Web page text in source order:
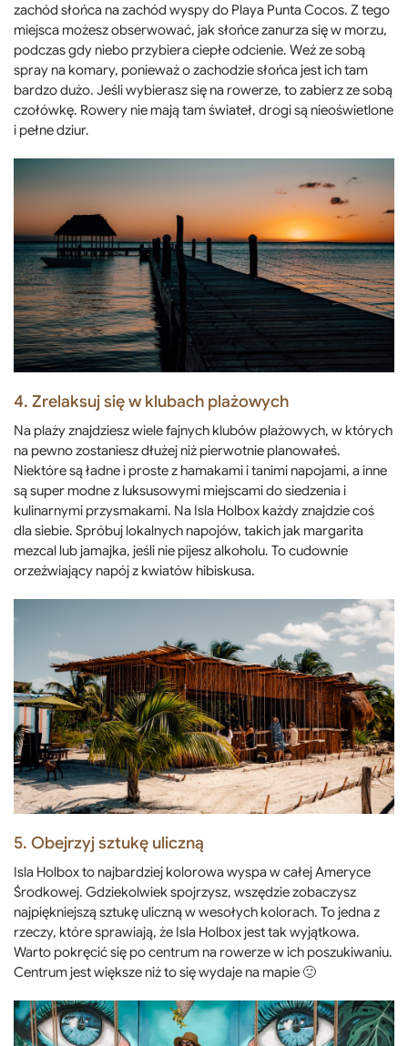
zachód słońca na zachód wyspy do Playa Punta Cocos. Z tego
miejsca możesz obserwować, jak słońce zanurza się w morzu,
podczas gdy niebo przybiera ciepłe odcienie. Weź ze sobą
spray na komary, ponieważ o zachodzie słońca jest ich tam
bardzo dużo. Jeśli wybierasz się na rowerze, to zabierz ze sobą
czołówkę. Rowery nie mają tam świateł, drogi są nieoświetlone
i pełne dziur.
4. Zrelaksuj się w klubach plażowych
Na plaży znajdziesz wiele fajnych klubów plażowych, w których
na pewno zostaniesz dłużej niż pierwotnie planowałeś.
Niektóre są ładne i proste z hamakami i tanimi napojami, a inne
są super modne z luksusowymi miejscami do siedzenia i
kulinarnymi przysmakami. Na Isla Holbox każdy znajdzie coś
dla siebie. Spróbuj lokalnych napojów, takich jak margarita
mezcal lub jamajka, jeśli nie pijesz alkoholu. To cudownie
orzeźwiający napój z kwiatów hibiskusa.
5. Obejrzyj sztukę uliczną
Isla Holbox to najbardziej kolorowa wyspa w całej Ameryce
Środkowej. Gdziekolwiek spojrzysz, wszędzie zobaczysz
najpiękniejszą sztukę uliczną w wesołych kolorach. To jedna z
rzeczy, które sprawiają, że Isla Holbox jest tak wyjątkowa.
Warto pokręcić się po centrum na rowerze w ich poszukiwaniu.
Centrum jest większe niż to się wydaje na mapie 🙂